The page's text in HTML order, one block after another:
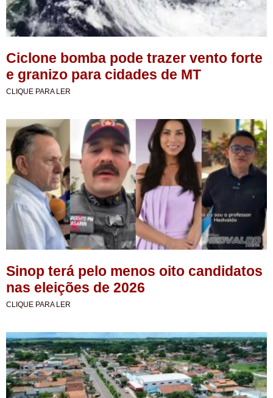
Ciclone bomba pode trazer vento forte
e granizo para cidades de MT
CLIQUE PARA LER
Sinop terá pelo menos oito candidatos
nas eleições de 2026
CLIQUE PARA LER